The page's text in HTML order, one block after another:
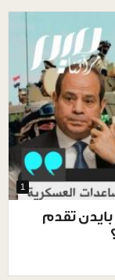
1
تقدم